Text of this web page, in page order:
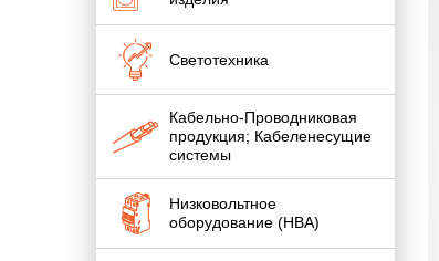
Светотехника
Кабельно-Проводниковая
продукция; Кабеленесущие
системы
Низковольтное
оборудование (НВА)